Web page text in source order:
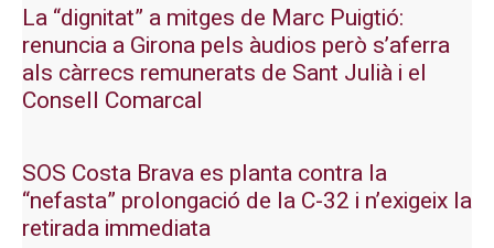
La “dignitat” a mitges de Marc Puigtió:
renuncia a Girona pels àudios però s’aferra
als càrrecs remunerats de Sant Julià i el
Consell Comarcal
SOS Costa Brava es planta contra la
“nefasta” prolongació de la C-32 i n’exigeix la
retirada immediata